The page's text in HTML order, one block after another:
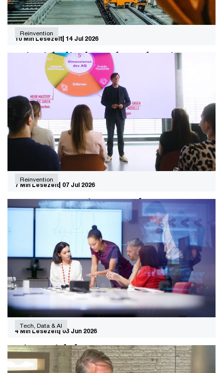
10 Min Lesezeit 14 Jul 2026
Wie sich die deutsche Industrie neu
erfinden kann
Ein Interview mit Georg Krubasik und Tanjeff Schadt
über datenbasierte Geschäftsmodelle und KI-gestützte
Produktion.
Reinvention
7 Min Lesezeit 07 Jul 2026
Anpassung: Die unterschätzte
Kompetenz
Der Organisationspsychologe Carl Naughton erklärt, wie
Anpassungsfähigkeit über Erfolg oder Misserfolg
entscheidet und wie wir sie trainieren können.
Reinvention
4 Min Lesezeit 03 Jun 2026
Die unsichtbare Bremse: Warum KI
ohne Risikomanagement scheitert
Tech, Data & AI